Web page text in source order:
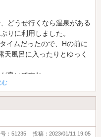
どうせ行くなら温泉がある
りに利用しました。
イムだったので、Hの前に
天風呂に入ったりとゆっく
良いですね。
たが、温泉に入れて夫婦間
、またちょくちょく利用し
む
：51235 投稿：2023/01/11 19:05